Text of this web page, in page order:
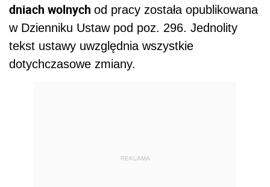
dniach wolnych od pracy została opublikowana
w Dzienniku Ustaw pod poz. 296. Jednolity
tekst ustawy uwzględnia wszystkie
dotychczasowe zmiany.
REKLAMA